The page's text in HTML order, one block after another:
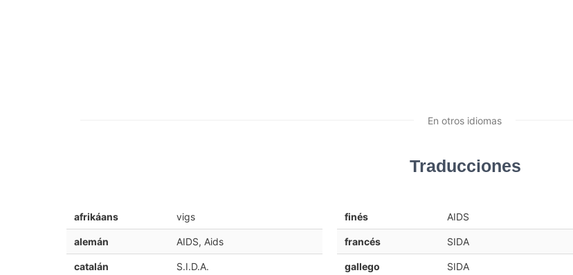
En otros idiomas
Traducciones
afrikáans vigs
alemán AIDS, Aids
catalán S.I.D.A.
finés AIDS
francés SIDA
gallego SIDA